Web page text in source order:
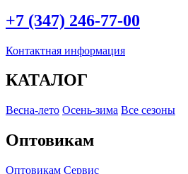
+7 (347) 246-77-00
Контактная информация
КАТАЛОГ
Весна-лето Осень-зима Все сезоны
Оптовикам
Оптовикам Сервис